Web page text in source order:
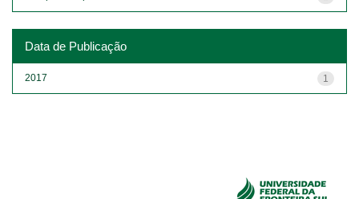
Data de Publicação
1
2017